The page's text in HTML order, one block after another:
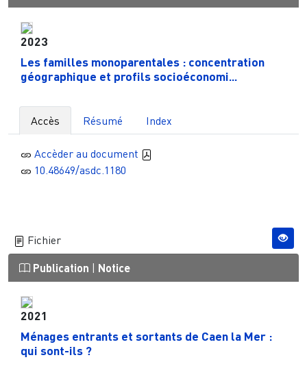
2023
Les familles monoparentales : concentration
géographique et profils socioéconomi...
Accès Résumé Index
Accèder au document
10.48649/asdc.1180
Fichier
Publication Notice
2021
Ménages entrants et sortants de Caen la Mer :
qui sont-ils ?